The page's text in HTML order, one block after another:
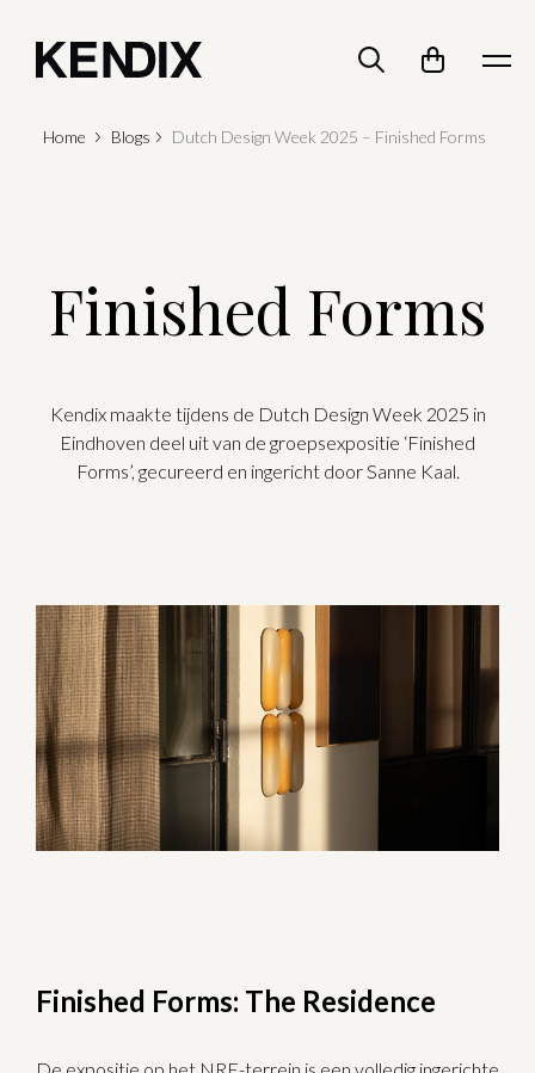
Home Blogs Dutch Design Week 2025 – Finished Forms
Finished Forms
Kendix maakte tijdens de Dutch Design Week 2025 in
Eindhoven deel uit van de groepsexpositie ‘Finished
Forms’, gecureerd en ingericht door Sanne Kaal.
Finished Forms: The Residence